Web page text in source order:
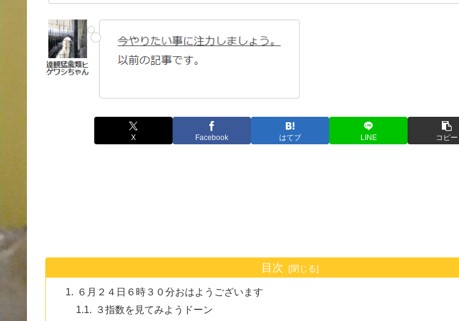
X Facebook はてブ LINE コピー
目次
６月２４日６時３０分おはようございます
３指数を見てみようドーン